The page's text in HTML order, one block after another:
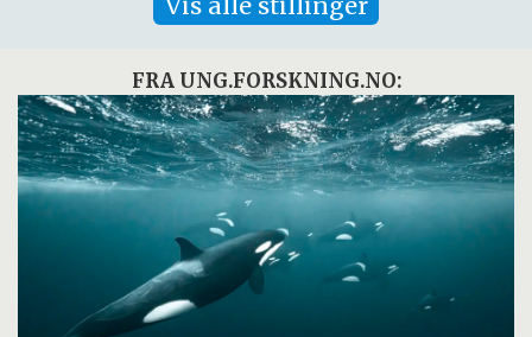
FRA UNG.FORSKNING.NO: